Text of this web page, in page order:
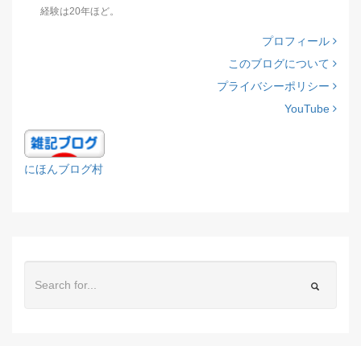
経験は20年ほど。
プロフィール
このブログについて
プライバシーポリシー
YouTube
にほんブログ村